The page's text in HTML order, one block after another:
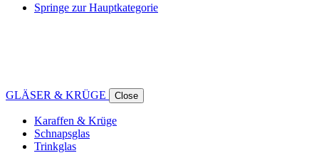
Springe zur Hauptkategorie
GLÄSER & KRÜGE Close
Karaffen & Krüge
Schnapsglas
Trinkglas